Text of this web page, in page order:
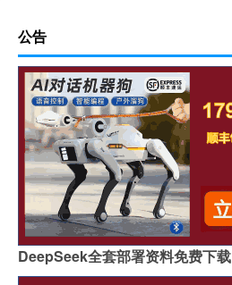
公告
DeepSeek全套部署资料免费下载